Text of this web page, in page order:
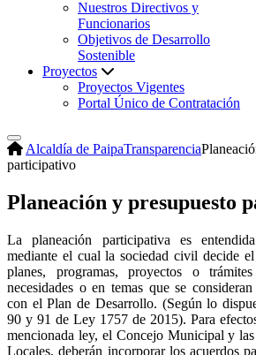
Nuestros Directivos y
Funcionarios
Objetivos de Desarrollo
Sostenible
Proyectos
Proyectos Vigentes
Portal Único de Contratación
Alcaldía de PaipaTransparencia
participativo
Planeación y presupuesto
La planeación participativa es
mediante el cual la sociedad civil decide
planes, programas, proyectos o
necesidades o en temas que se
con el Plan de Desarrollo. (Según lo
90 y 91 de Ley 1757 de 2015). Para
mencionada ley, el Concejo Municipal y
Locales, deberán incorporar los acuerdos